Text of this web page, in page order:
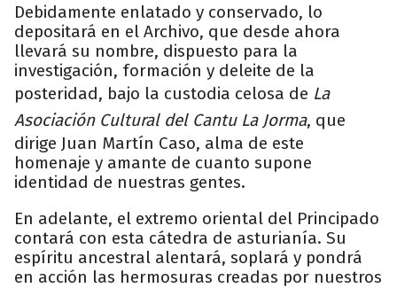
Debidamente enlatado y conservado, lo
depositará en el Archivo, que desde ahora
llevará su nombre, dispuesto para la
investigación, formación y deleite de la
posteridad, bajo la custodia celosa de La
Asociación Cultural del Cantu La Jorma, que
dirige Juan Martín Caso, alma de este
homenaje y amante de cuanto supone
identidad de nuestras gentes.
En adelante, el extremo oriental del Principado
contará con esta cátedra de asturianía. Su
espíritu ancestral alentará, soplará y pondrá
en acción las hermosuras creadas por nuestros